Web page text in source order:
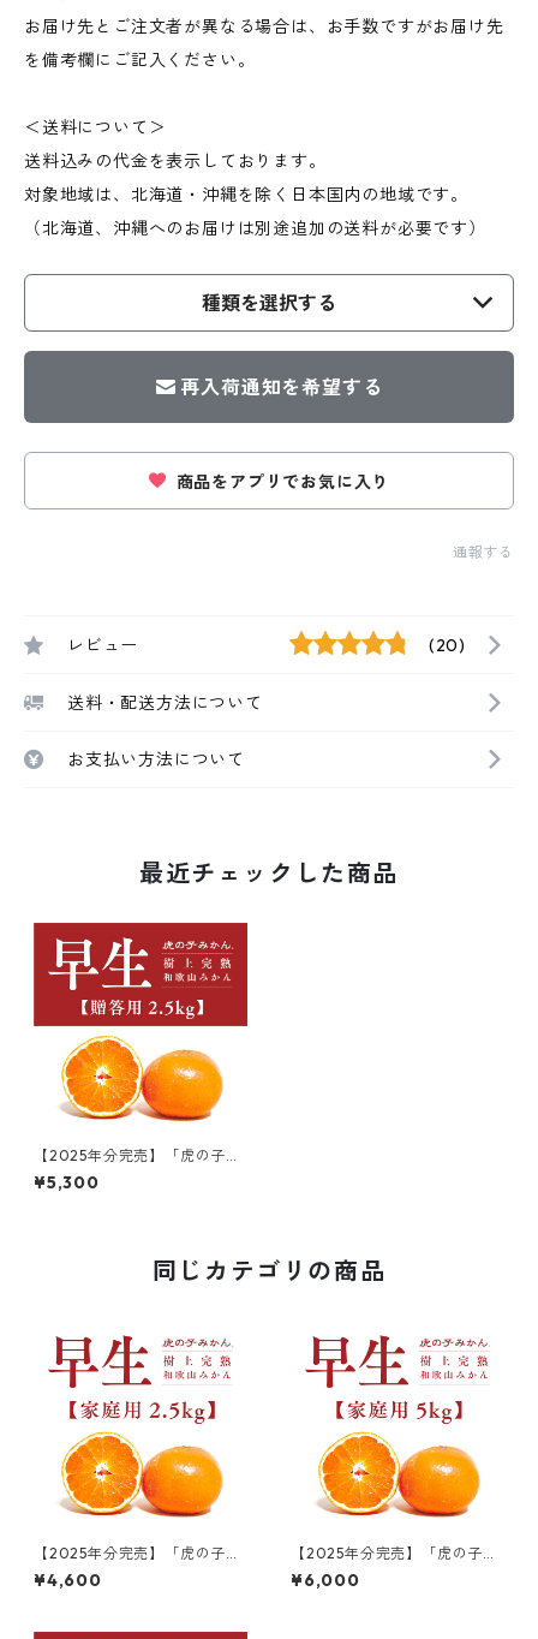
お届け先とご注文者が異なる場合は、お手数ですがお届け先
を備考欄にご記入ください。
＜送料について＞
送料込みの代金を表示しております。
対象地域は、北海道・沖縄を除く日本国内の地域です。
（北海道、沖縄へのお届けは別途追加の送料が必要です）
種類を選択する
再入荷通知を希望する
商品をアプリでお気に入り
通報する
レビュー (20)
送料・配送方法について
お支払い方法について
最近チェックした商品
【2025年分完売】「虎の子み
かん」早生/贈答用2.5kg
¥5,300
同じカテゴリの商品
【2025年分完売】「虎の子み
かん」早生/家庭用2.5kg
¥4,600
【2025年分完売】「虎の子み
かん」早生/家庭用5kg
¥6,000